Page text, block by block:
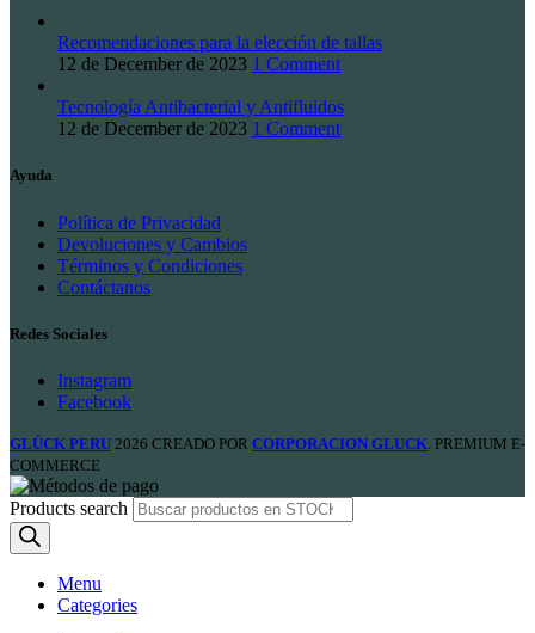
Recomendaciones para la elección de tallas
12 de December de 2023 1 Comment
Tecnología Antibacterial y Antifluidos
12 de December de 2023 1 Comment
Ayuda
Política de Privacidad
Devoluciones y Cambios
Términos y Condiciones
Contáctanos
Redes Sociales
Instagram
Facebook
GLÜCK PERU 2026 CREADO POR CORPORACION GLUCK . PREMIUM E-
COMMERCE
Products search
Menu
Categories